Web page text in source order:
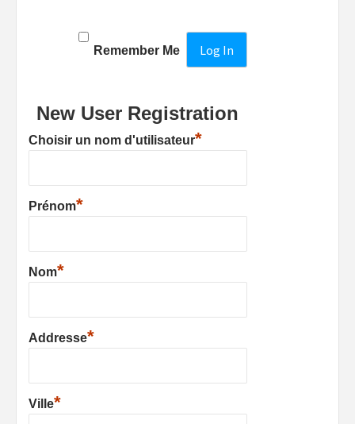
Remember Me
New User Registration
Choisir un nom d'utilisateur*
Prénom*
Nom*
Addresse*
Ville*